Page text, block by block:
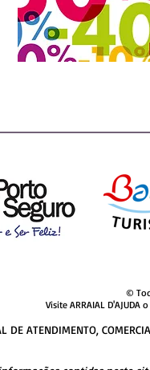
©
Visite ARRAIAL D'AJUDA
DE ATENDIMENTO,